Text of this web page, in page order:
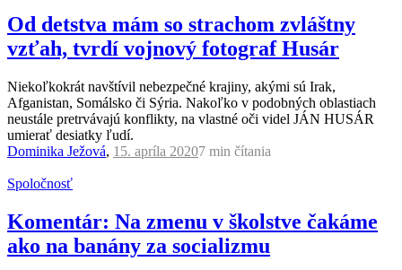
Od detstva mám so strachom zvláštny
vzťah, tvrdí vojnový fotograf Husár
Niekoľkokrát navštívil nebezpečné krajiny, akými sú Irak,
Afganistan, Somálsko či Sýria. Nakoľko v podobných oblastiach
neustále pretrvávajú konflikty, na vlastné oči videl JÁN HUSÁR
umierať desiatky ľudí.
Dominika Ježová, 15. apríla 20207 min čítania
Spoločnosť
Komentár: Na zmenu v školstve čakáme
ako na banány za socializmu